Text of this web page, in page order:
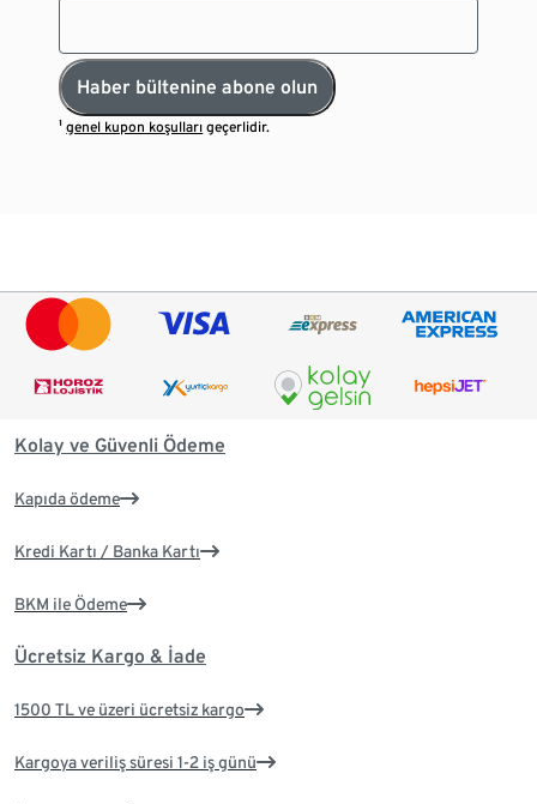
Haber bültenine abone olun
¹genel kupon koşulları geçerlidir.
Kolay ve Güvenli Ödeme
Kapıda ödeme
Kredi Kartı / Banka Kartı
BKM ile Ödeme
Ücretsiz Kargo & İade
1500 TL ve üzeri ücretsiz kargo
Kargoya veriliş süresi 1-2 iş günü